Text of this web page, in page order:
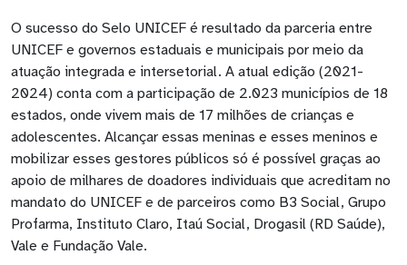
O sucesso do Selo UNICEF é resultado da parceria entre
UNICEF e governos estaduais e municipais por meio da
atuação integrada e intersetorial. A atual edição (2021-
2024) conta com a participação de 2.023 municípios de 18
estados, onde vivem mais de 17 milhões de crianças e
adolescentes. Alcançar essas meninas e esses meninos e
mobilizar esses gestores públicos só é possível graças ao
apoio de milhares de doadores individuais que acreditam no
mandato do UNICEF e de parceiros como B3 Social, Grupo
Profarma, Instituto Claro, Itaú Social, Drogasil (RD Saúde),
Vale e Fundação Vale.